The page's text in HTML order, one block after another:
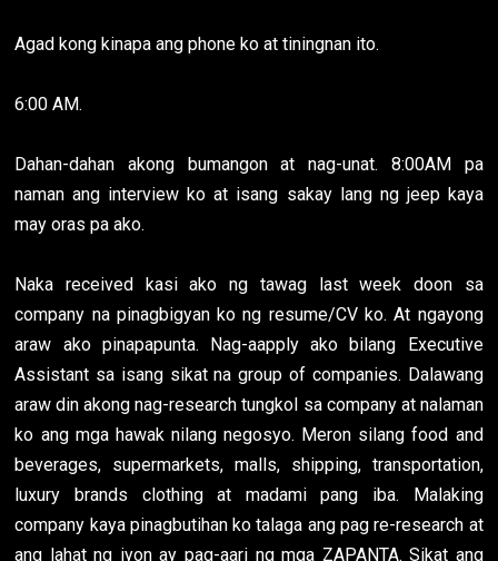
Agad kong kinapa ang phone ko at tiningnan ito.
6:00 AM.
Dahan-dahan akong bumangon at nag-unat. 8:00AM pa
naman ang interview ko at isang sakay lang ng jeep kaya
may oras pa ako.
Naka received kasi ako ng tawag last week doon sa
company na pinagbigyan ko ng resume/CV ko. At ngayong
araw ako pinapapunta. Nag-aapply ako bilang Executive
Assistant sa isang sikat na group of companies. Dalawang
araw din akong nag-research tungkol sa company at nalaman
ko ang mga hawak nilang negosyo. Meron silang food and
beverages, supermarkets, malls, shipping, transportation,
luxury brands clothing at madami pang iba. Malaking
company kaya pinagbutihan ko talaga ang pag re-research at
ang lahat ng iyon ay pag-aari ng mga ZAPANTA. Sikat ang